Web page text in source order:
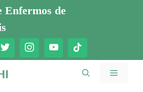
Enfermos de
Menú